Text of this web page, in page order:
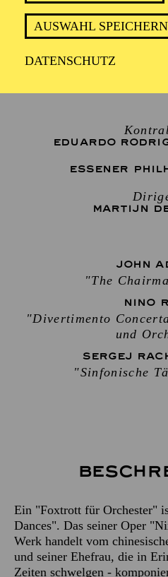
AUSWAHL SPEICHERN
DATENSCHUTZ
ca.
EDUARDO
ESSENER
MARTIJN
JOHN
"The
NINO
"Divertimento
und
SERGEJ
"Sinfonische
Ein "Foxtrott für Orchester"
Dances". Das seiner Oper
Werk handelt vom
und seiner Ehefrau, die in
Zeiten schwelgen -